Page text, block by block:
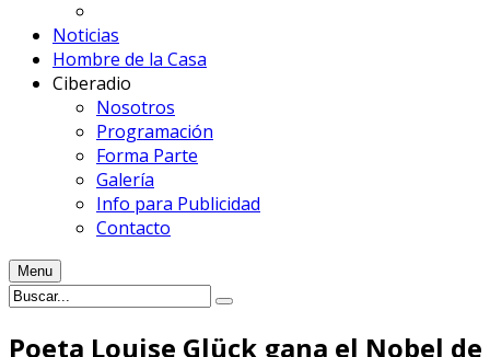
Noticias
Hombre de la Casa
Ciberadio
Nosotros
Programación
Forma Parte
Galería
Info para Publicidad
Contacto
Menu
Poeta Louise Glück gana el Nobel